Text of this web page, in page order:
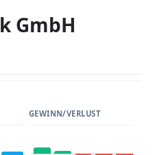
GmbH
GEWINN/VERLUST